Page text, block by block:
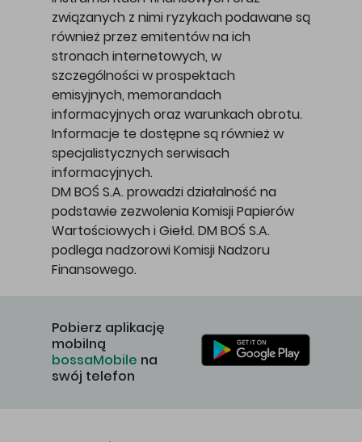
związanych z nimi ryzykach podawane są
również przez emitentów na ich
stronach internetowych, w
szczególności w prospektach
emisyjnych, memorandach
informacyjnych oraz warunkach obrotu.
Informacje te dostępne są również w
specjalistycznych serwisach
informacyjnych.
DM BOŚ S.A. prowadzi działalność na
podstawie zezwolenia Komisji Papierów
Wartościowych i Giełd. DM BOŚ S.A.
podlega nadzorowi Komisji Nadzoru
Finansowego.
Pobierz aplikację
mobilną
bossaMobile na
swój telefon